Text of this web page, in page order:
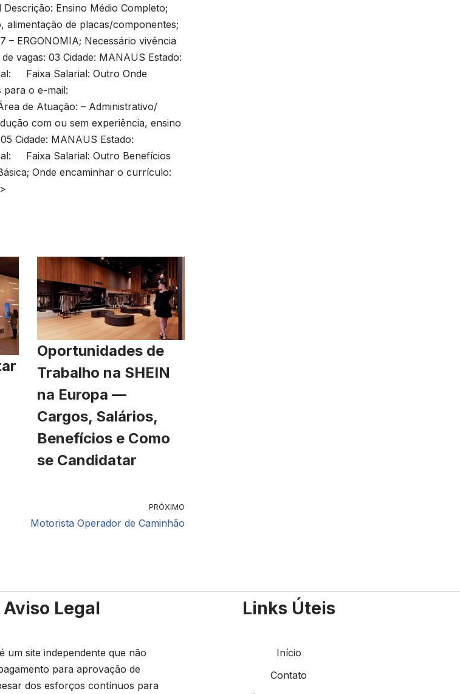
Ensino Médio Completo;
alimentação de placas/componentes;
– ERGONOMIA; Necessário vivência
vagas: 03 Cidade: MANAUS Estado:
Faixa Salarial: Outro Onde
o e-mail:
de Atuação: – Administrativo/
com ou sem experiência, ensino
Cidade: MANAUS Estado:
Faixa Salarial: Outro Benefícios
Onde encaminhar o currículo:
Oportunidades de
Trabalho na SHEIN
na Europa —
Cargos, Salários,
Benefícios e Como
se Candidatar
PRÓXIMO
Motorista Operador de Caminhão
Aviso Legal
um site independente que não
para aprovação de
dos esforços contínuos para
Links Úteis
Início
Contato